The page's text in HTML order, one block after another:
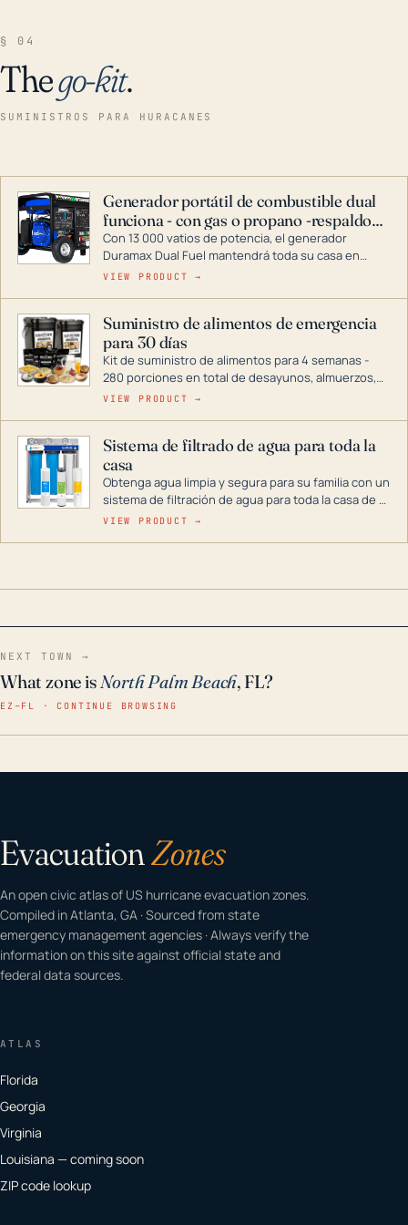
§ 04
Thego-kit.
SUMINISTROS PARA HURACANES
Generador portátil de combustible dual
funciona - con gas o propano -respaldo
para el hogar
Con 13 000 vatios de potencia, el generador
Duramax Dual Fuel mantendrá toda su casa en
funcionamiento durante una tormenta o un corte
combustible dual, con una gama completa que
abarca desde inversores digitales hasta
generadores que pueden alimentar toda su casa.
VIEW PRODUCT →
Suministro de alimentos de emergencia
para 30 días
Kit de suministro de alimentos para 4 semanas -
280 porciones en total de desayunos, almuerzos,
cenas y postres. Se puede almacenar durante
VIEW PRODUCT →
Sistema de filtrado de agua para toda la
casa
Obtenga agua limpia y segura para su familia con un
sistema de filtración de agua para toda la casa de 3
etapas. La tecnología avanzada de este filtro
en situaciones de emergencia.
VIEW PRODUCT →
NEXT TOWN →
What zone isNorth Palm Beach, FL?
EZ–FL · CONTINUE BROWSING
EvacuationZones
An open civic atlas of US hurricane evacuation zones.
Compiled in Atlanta, GA · Sourced from state
emergency management agencies · Always verify the
information on this site against official state and
federal data sources.
ATLAS
Florida
Georgia
Virginia
Louisiana — coming soon
ZIP code lookup